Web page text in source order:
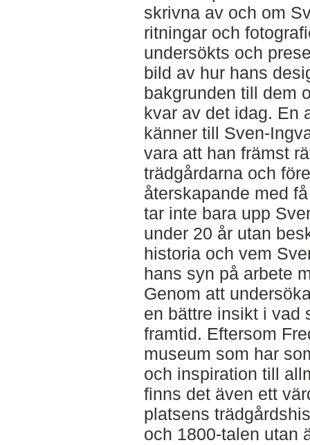
skrivna av och om
ritningar och
undersökts och
bild av hur hans
bakgrunden till dem
kvar av det idag. En
känner till Sven-
vara att han främst
trädgårdarna och
återskapande med
tar inte bara upp
under 20 år utan
historia och vem
hans syn på arbete
Genom att
en bättre insikt i vad
framtid. Eftersom
museum som har
och inspiration till
finns det även ett
platsens
och 1800-talen utan